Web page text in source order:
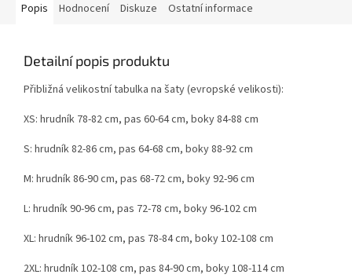
Popis Hodnocení Diskuze Ostatní informace
Detailní popis produktu
Přibližná velikostní tabulka na šaty (evropské velikosti):
XS: hrudník 78-82 cm, pas 60-64 cm, boky 84-88 cm
S: hrudník 82-86 cm, pas 64-68 cm, boky 88-92 cm
M: hrudník 86-90 cm, pas 68-72 cm, boky 92-96 cm
L: hrudník 90-96 cm, pas 72-78 cm, boky 96-102 cm
XL: hrudník 96-102 cm, pas 78-84 cm, boky 102-108 cm
2XL: hrudník 102-108 cm, pas 84-90 cm, boky 108-114 cm